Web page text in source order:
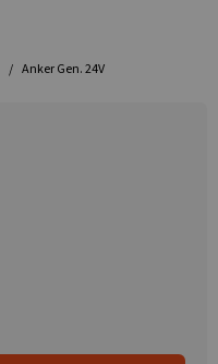
Anker Gen. 24V